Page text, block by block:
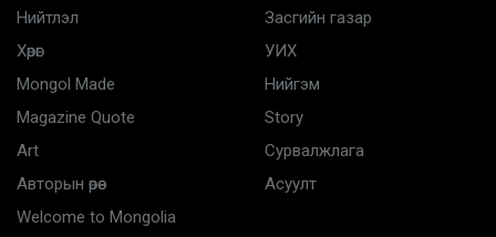
Нийтлэл
Хөрөг
Mongol Made
Magazine Quote
Art
Авторын өрөө
Welcome to Mongolia
Засгийн газар
УИХ
Нийгэм
Story
Сурвалжлага
Асуулт